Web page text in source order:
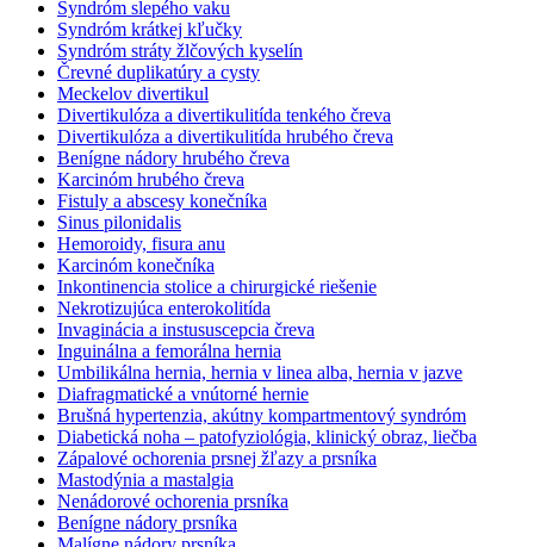
Syndróm slepého vaku
Syndróm krátkej kľučky
Syndróm stráty žlčových kyselín
Črevné duplikatúry a cysty
Meckelov divertikul
Divertikulóza a divertikulitída tenkého čreva
Divertikulóza a divertikulitída hrubého čreva
Benígne nádory hrubého čreva
Karcinóm hrubého čreva
Fistuly a abscesy konečníka
Sinus pilonidalis
Hemoroidy, fisura anu
Karcinóm konečníka
Inkontinencia stolice a chirurgické riešenie
Nekrotizujúca enterokolitída
Invaginácia a instususcepcia čreva
Inguinálna a femorálna hernia
Umbilikálna hernia, hernia v linea alba, hernia v jazve
Diafragmatické a vnútorné hernie
Brušná hypertenzia, akútny kompartmentový syndróm
Diabetická noha – patofyziológia, klinický obraz, liečba
Zápalové ochorenia prsnej žľazy a prsníka
Mastodýnia a mastalgia
Nenádorové ochorenia prsníka
Benígne nádory prsníka